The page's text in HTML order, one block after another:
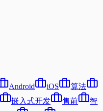
Android iOS
算法
嵌入式开发 售前
智